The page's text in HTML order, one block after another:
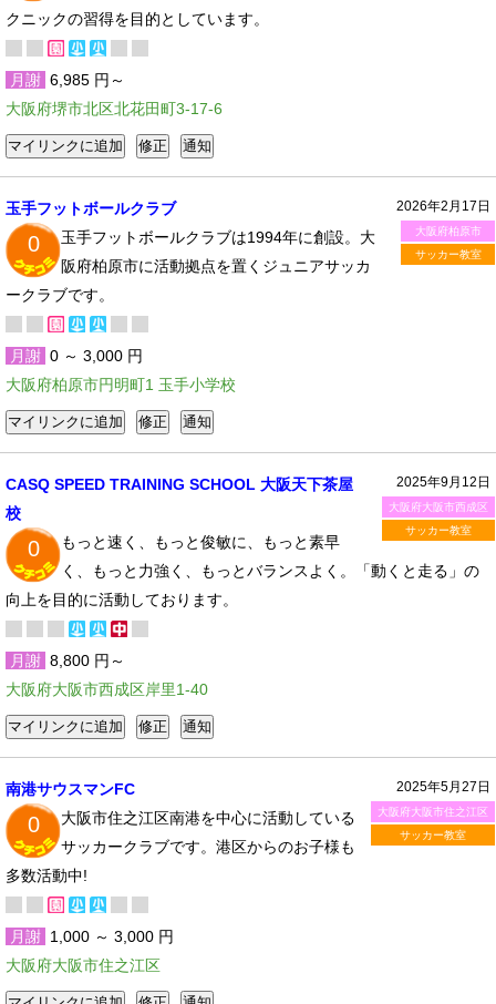
クニックの習得を目的としています。
月謝 6,985 円～
大阪府堺市北区北花田町3-17-6
2026年2月17日
大阪府柏原市
サッカー教室
玉手フットボールクラブ
0
玉手フットボールクラブは1994年に創設。大
阪府柏原市に活動拠点を置くジュニアサッカ
ークラブです。
月謝 0 ～ 3,000 円
大阪府柏原市円明町1 玉手小学校
2025年9月12日
大阪府大阪市西成区
サッカー教室
CASQ SPEED TRAINING SCHOOL 大阪天下茶屋
校
0
もっと速く、もっと俊敏に、もっと素早
く、もっと力強く、もっとバランスよく。「動くと走る」の
向上を目的に活動しております。
月謝 8,800 円～
大阪府大阪市西成区岸里1-40
2025年5月27日
大阪府大阪市住之江区
サッカー教室
南港サウスマンFC
0
大阪市住之江区南港を中心に活動している
サッカークラブです。港区からのお子様も
多数活動中!
月謝 1,000 ～ 3,000 円
大阪府大阪市住之江区